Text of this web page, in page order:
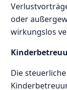
oder
wirkungslos
Die